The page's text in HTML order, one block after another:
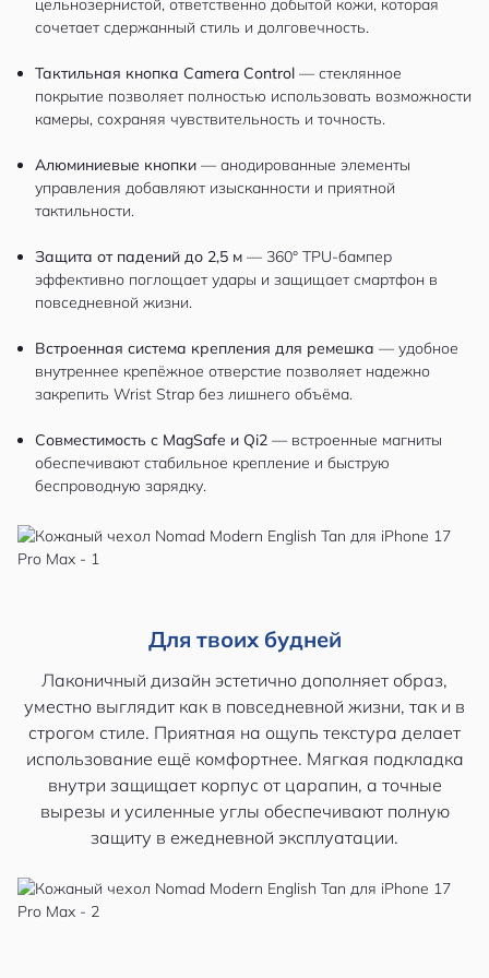
цельнозернистой, ответственно добытой кожи, которая
сочетает сдержанный стиль и долговечность.
Тактильная кнопка Camera Control — стеклянное
покрытие позволяет полностью использовать возможности
камеры, сохраняя чувствительность и точность.
Алюминиевые кнопки — анодированные элементы
управления добавляют изысканности и приятной
тактильности.
Защита от падений до 2,5 м — 360° TPU-бампер
эффективно поглощает удары и защищает смартфон в
повседневной жизни.
Встроенная система крепления для ремешка — удобное
внутреннее крепёжное отверстие позволяет надежно
закрепить Wrist Strap без лишнего объёма.
Совместимость с MagSafe и Qi2 — встроенные магниты
обеспечивают стабильное крепление и быструю
беспроводную зарядку.
Для твоих будней
Лаконичный дизайн эстетично дополняет образ,
уместно выглядит как в повседневной жизни, так и в
строгом стиле. Приятная на ощупь текстура делает
использование ещё комфортнее. Мягкая подкладка
внутри защищает корпус от царапин, а точные
вырезы и усиленные углы обеспечивают полную
защиту в ежедневной эксплуатации.